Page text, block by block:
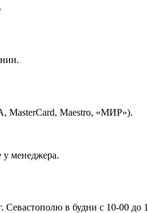
MasterCard, Maestro, «МИР»).
менеджера.
Севастополю в будни с 10-00 до